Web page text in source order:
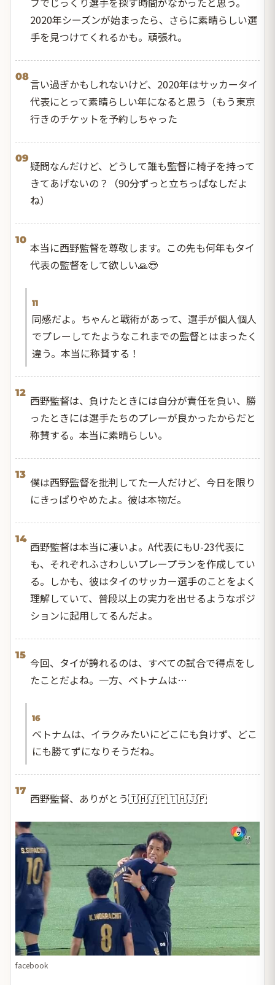
2020年シーズンが始まったら、さらに素晴らしい選
手を見つけてくれるかも。頑張れ。
08
言い過ぎかもしれないけど、2020年はサッカータイ
代表にとって素晴らしい年になると思う（もう東京
行きのチケットを予約しちゃった
09
疑問なんだけど、どうして誰も監督に椅子を持って
きてあげないの？（90分ずっと立ちっぱなしだよ
ね）
10
本当に西野監督を尊敬します。この先も何年もタイ
代表の監督をして欲しい🙏😎
11
同感だよ。ちゃんと戦術があって、選手が個人個人
でプレーしてたようなこれまでの監督とはまったく
違う。本当に称賛する！
12
西野監督は、負けたときには自分が責任を負い、勝
ったときには選手たちのプレーが良かったからだと
称賛する。本当に素晴らしい。
13
僕は西野監督を批判してた一人だけど、今日を限り
にきっぱりやめたよ。彼は本物だ。
14
西野監督は本当に凄いよ。A代表にもU-23代表に
も、それぞれふさわしいプレープランを作成してい
る。しかも、彼はタイのサッカー選手のことをよく
理解していて、普段以上の実力を出せるようなポジ
ションに起用してるんだよ。
15
今回、タイが誇れるのは、すべての試合で得点をし
たことだよね。一方、ベトナムは…
16
ベトナムは、イラクみたいにどこにも負けず、どこ
にも勝てずになりそうだね。
17
西野監督、ありがとう🇹🇭🇯🇵🇹🇭🇯🇵
facebook